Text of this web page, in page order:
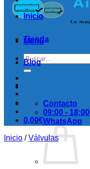
Menú
Buscar
por:
0,00€
Inicio
Tienda
Blog
Contacto
09:00 - 18:00
WhatsApp
Inicio / Válvulas